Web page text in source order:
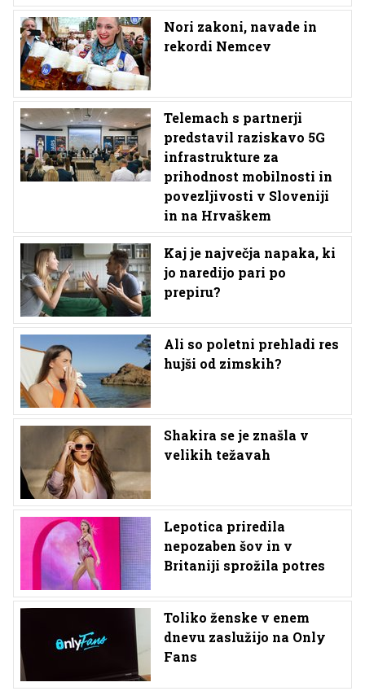
Nori zakoni, navade in
rekordi Nemcev
Telemach s partnerji
predstavil raziskavo 5G
infrastrukture za
prihodnost mobilnosti in
povezljivosti v Sloveniji
in na Hrvaškem
Kaj je največja napaka, ki
jo naredijo pari po
prepiru?
Ali so poletni prehladi res
hujši od zimskih?
Shakira se je znašla v
velikih težavah
Lepotica priredila
nepozaben šov in v
Britaniji sprožila potres
Toliko ženske v enem
dnevu zaslužijo na Only
Fans